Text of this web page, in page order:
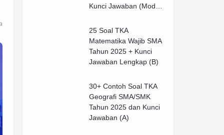
Kunci Jawaban (Model
25 Soal TKA
Matematika Wajib SMA
Tahun 2025 + Kunci
Jawaban Lengkap (B)
30+ Contoh Soal TKA
Geografi SMA/SMK
Tahun 2025 dan Kunci
Jawaban (A)